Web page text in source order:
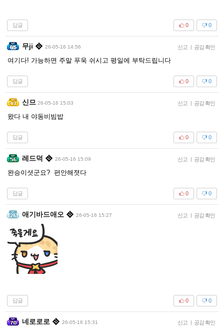
답글 0
0
무ji 26-05-16 14:56 신고 | 공감 확인
여기다! 가능하면 주말 푸욱 쉬시고 평일에 부탁드립니다
답글 0
0
신므 26-05-16 15:03 신고 | 공감 확인
왔다 내 야동비빔밥
답글 0
0
레드덕 26-05-16 15:09 신고 | 공감 확인
완승이셧군요? 편안해졋다
답글 0
0
애기바드애오 26-05-16 15:27 신고 | 공감 확인
답글 0
0
네로로로 26-05-16 15:31 신고 | 공감 확인